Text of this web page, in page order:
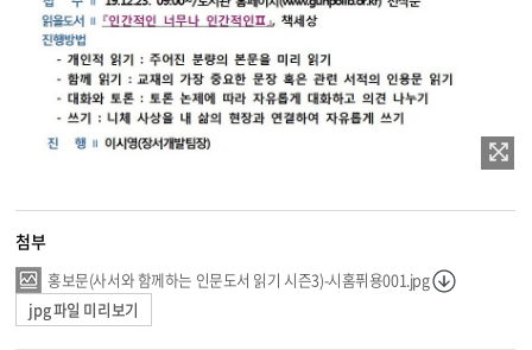
첨부
홍보문(사서와 함께하는 인문도서 읽기 시즌3)-시홈퓌용001.jpg
jpg 파일 미리보기